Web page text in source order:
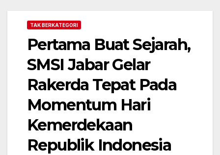
TAK BERKATEGORI
Pertama Buat Sejarah,
SMSI Jabar Gelar
Rakerda Tepat Pada
Momentum Hari
Kemerdekaan
Republik Indonesia